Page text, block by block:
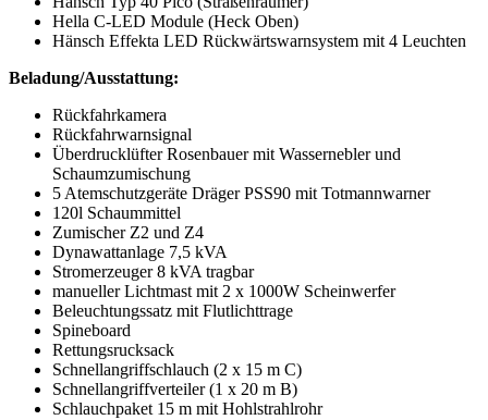
Hella C-LED Module (Heck Oben)
Hänsch Effekta LED Rückwärtswarnsystem mit 4 Leuchten
Beladung/Ausstattung:
Rückfahrkamera
Rückfahrwarnsignal
Überdrucklüfter Rosenbauer mit Wassernebler und
Schaumzumischung
5 Atemschutzgeräte Dräger PSS90 mit Totmannwarner
120l Schaummittel
Zumischer Z2 und Z4
Dynawattanlage 7,5 kVA
Stromerzeuger 8 kVA tragbar
manueller Lichtmast mit 2 x 1000W Scheinwerfer
Beleuchtungssatz mit Flutlichttrage
Spineboard
Rettungsrucksack
Schnellangriffschlauch (2 x 15 m C)
Schnellangriffverteiler (1 x 20 m B)
Schlauchpaket 15 m mit Hohlstrahlrohr